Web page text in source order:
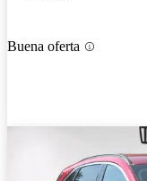
Buena oferta